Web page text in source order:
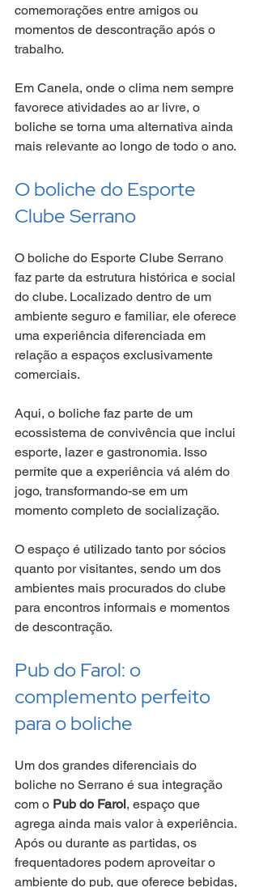
comemorações entre amigos ou
momentos de descontração após o
trabalho.
Em Canela, onde o clima nem sempre
favorece atividades ao ar livre, o
boliche se torna uma alternativa ainda
mais relevante ao longo de todo o ano.
O boliche do Esporte
Clube Serrano
O boliche do Esporte Clube Serrano
faz parte da estrutura histórica e social
do clube. Localizado dentro de um
ambiente seguro e familiar, ele oferece
uma experiência diferenciada em
relação a espaços exclusivamente
comerciais.
Aqui, o boliche faz parte de um
ecossistema de convivência que inclui
esporte, lazer e gastronomia. Isso
permite que a experiência vá além do
jogo, transformando-se em um
momento completo de socialização.
O espaço é utilizado tanto por sócios
quanto por visitantes, sendo um dos
ambientes mais procurados do clube
para encontros informais e momentos
de descontração.
Pub do Farol: o
complemento perfeito
para o boliche
Um dos grandes diferenciais do
boliche no Serrano é sua integração
com o Pub do Farol, espaço que
agrega ainda mais valor à experiência.
Após ou durante as partidas, os
frequentadores podem aproveitar o
ambiente do pub, que oferece bebidas,